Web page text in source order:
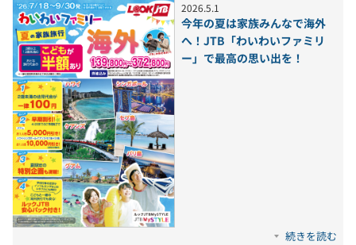
2026.5.1
今年の夏は家族みんなで海外
へ！JTB「わいわいファミリ
ー」で最高の思い出を！
続きを読む